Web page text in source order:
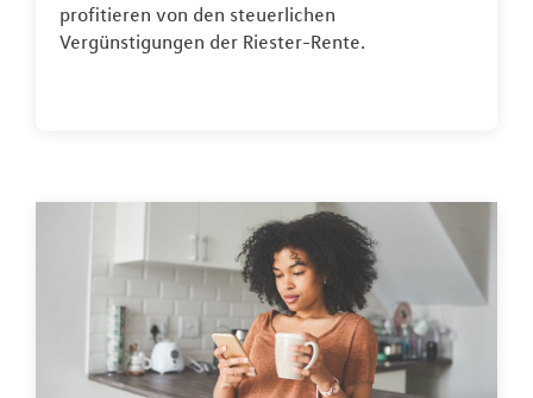
profitieren von den steuerlichen
Vergünstigungen der Riester-Rente.